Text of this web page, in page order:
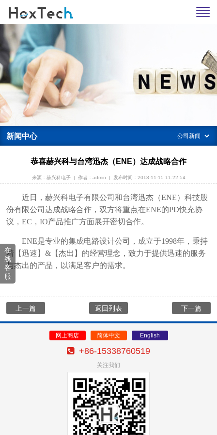
新闻中心
恭喜赫兴科与台湾迅杰（ENE）达成战略合作
来源：赫兴科电子 | 作者：admin | 发布时间：2018-11-15 11:22:54
近日，赫兴科电子有限公司和台湾迅杰（ENE）科技股
份有限公司达成战略合作，双方将重点在ENE的PD快充协
议，EC，IO产品推广方面展开密切合作。
ENE是专业的集成电路设计公司，成立于1998年，秉持
着【迅速】&【杰出】的经营理念，致力于提供迅速的服务
与杰出的产品，以满足客户的需求。
上一篇 下一篇
返回列表
网上商店 简体中文 English
+86-15338760519
关注我们
在
线
客
服